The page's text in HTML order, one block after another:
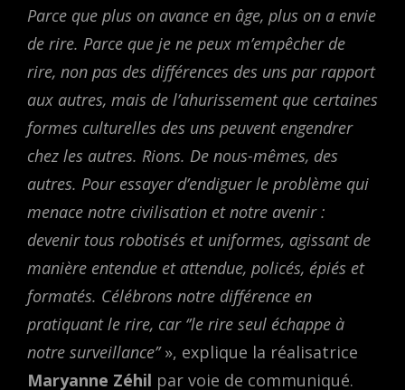
Parce que plus on avance en âge, plus on a envie
de rire. Parce que je ne peux m’empêcher de
rire, non pas des différences des uns par rapport
aux autres, mais de l’ahurissement que certaines
formes culturelles des uns peuvent engendrer
chez les autres. Rions. De nous-mêmes, des
autres. Pour essayer d’endiguer le problème qui
menace notre civilisation et notre avenir :
devenir tous robotisés et uniformes, agissant de
manière entendue et attendue, policés, épiés et
formatés. Célébrons notre différence en
pratiquant le rire, car ‘’le rire seul échappe à
notre surveillance’’», explique la réalisatrice
Maryanne Zéhil par voie de communiqué.